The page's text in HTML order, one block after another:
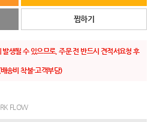
찜하기
생될 수 있으므로, 주문 전 반드시 견적서요청 후
송비 착불-고객부담)
FLOW